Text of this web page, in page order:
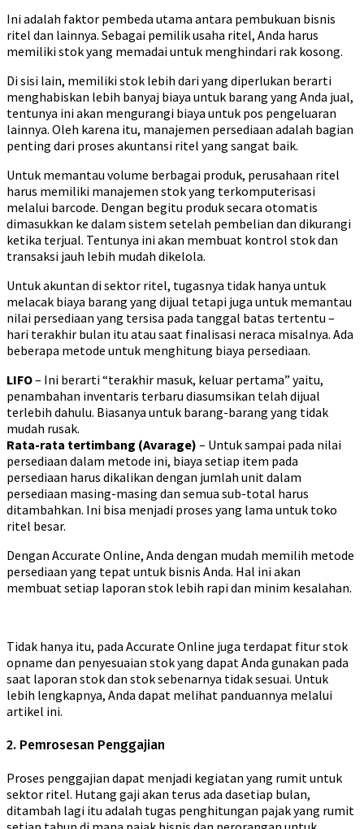
Ini adalah faktor pembeda utama antara pembukuan bisnis
ritel dan lainnya. Sebagai pemilik usaha ritel, Anda harus
memiliki stok yang memadai untuk menghindari rak kosong.
Di sisi lain, memiliki stok lebih dari yang diperlukan berarti
menghabiskan lebih banyaj biaya untuk barang yang Anda jual,
tentunya ini akan mengurangi biaya untuk pos pengeluaran
lainnya. Oleh karena itu, manajemen persediaan adalah bagian
penting dari proses akuntansi ritel yang sangat baik.
Untuk memantau volume berbagai produk, perusahaan ritel
harus memiliki manajemen stok yang terkomputerisasi
melalui barcode. Dengan begitu produk secara otomatis
dimasukkan ke dalam sistem setelah pembelian dan dikurangi
ketika terjual. Tentunya ini akan membuat kontrol stok dan
transaksi jauh lebih mudah dikelola.
Untuk akuntan di sektor ritel, tugasnya tidak hanya untuk
melacak biaya barang yang dijual tetapi juga untuk memantau
nilai persediaan yang tersisa pada tanggal batas tertentu –
hari terakhir bulan itu atau saat finalisasi neraca misalnya. Ada
beberapa metode untuk menghitung biaya persediaan.
LIFO– Ini berarti “terakhir masuk, keluar pertama” yaitu,
penambahan inventaris terbaru diasumsikan telah dijual
terlebih dahulu. Biasanya untuk barang-barang yang tidak
mudah rusak.
Rata-rata tertimbang (Avarage) – Untuk sampai pada nilai
persediaan dalam metode ini, biaya setiap item pada
persediaan harus dikalikan dengan jumlah unit dalam
persediaan masing-masing dan semua sub-total harus
ditambahkan. Ini bisa menjadi proses yang lama untuk toko
ritel besar.
Dengan Accurate Online, Anda dengan mudah memilih metode
persediaan yang tepat untuk bisnis Anda. Hal ini akan
membuat setiap laporan stok lebih rapi dan minim kesalahan.
Tidak hanya itu, pada Accurate Online juga terdapat fitur stok
opname dan penyesuaian stok yang dapat Anda gunakan pada
saat laporan stok dan stok sebenarnya tidak sesuai. Untuk
lebih lengkapnya, Anda dapat melihat panduannya melalui
artikel ini.
2. Pemrosesan Penggajian
Proses penggajian dapat menjadi kegiatan yang rumit untuk
sektor ritel. Hutang gaji akan terus ada dasetiap bulan,
ditambah lagi itu adalah tugas penghitungan pajak yang rumit